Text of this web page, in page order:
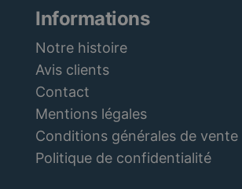
Informations
Notre histoire
Avis clients
Contact
Mentions légales
Conditions générales de vente
Politique de confidentialité